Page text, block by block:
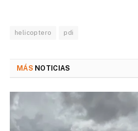
helicoptero pdi
MÁS NOTICIAS